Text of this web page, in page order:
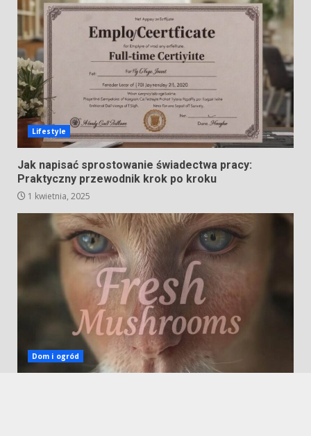
Lifestyle
Jak napisać sprostowanie świadectwa pracy:
Praktyczny przewodnik krok po kroku
1 kwietnia, 2025
Dom i ogród